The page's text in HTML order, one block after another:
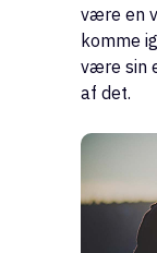
være en
komme
være sin
af det.